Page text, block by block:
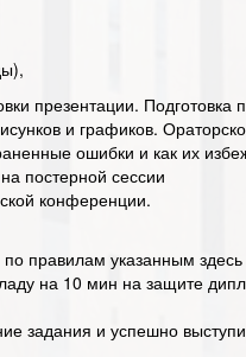
презентации. Подготовка
и графиков.
ошибки и как их
постерной сессии
конференции.
правилам указанным здесь
на 10 мин на защите
задания и успешно